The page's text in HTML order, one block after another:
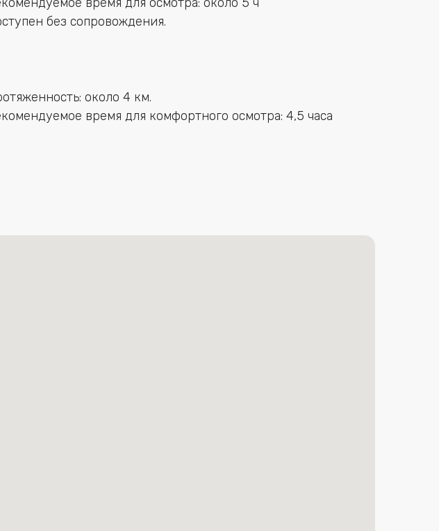
без сопровождения.
около 4 км.
время для комфортного осмотра: 4,5 часа